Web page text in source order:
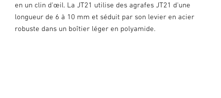
en un clin d'œil. La JT21 utilise des agrafes JT21 d'une
longueur de 6 à 10 mm et séduit par son levier en acier
robuste dans un boîtier léger en polyamide.